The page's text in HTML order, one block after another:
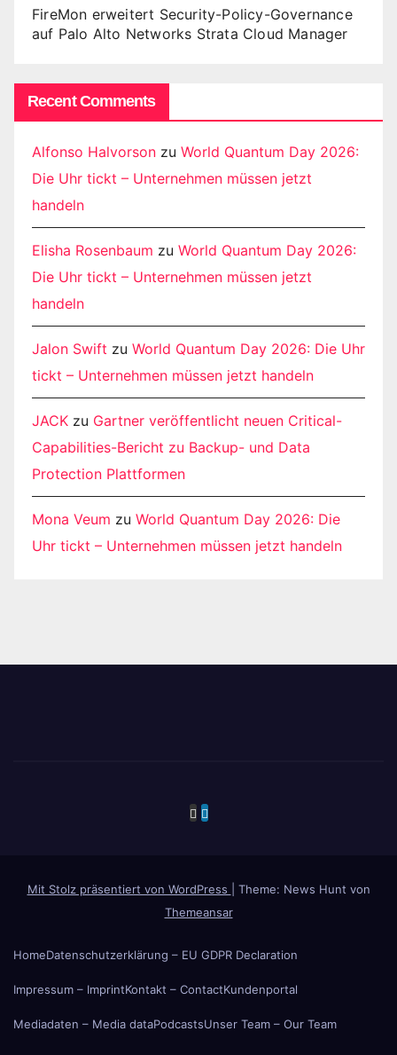
FireMon erweitert Security-Policy-Governance
auf Palo Alto Networks Strata Cloud Manager
Recent Comments
Alfonso Halvorson zu World Quantum Day 2026:
Die Uhr tickt – Unternehmen müssen jetzt
handeln
Elisha Rosenbaum zu World Quantum Day 2026:
Die Uhr tickt – Unternehmen müssen jetzt
handeln
Jalon Swift zu World Quantum Day 2026: Die Uhr
tickt – Unternehmen müssen jetzt handeln
JACK zu Gartner veröffentlicht neuen Critical-
Capabilities-Bericht zu Backup- und Data
Protection Plattformen
Mona Veum zu World Quantum Day 2026: Die
Uhr tickt – Unternehmen müssen jetzt handeln
Mit Stolz präsentiert von WordPress
Theme: News Hunt von
Themeansar
HomeDatenschutzerklärung – EU GDPR Declaration
Impressum – ImprintKontakt – ContactKundenportal
Mediadaten – Media dataPodcastsUnser Team – Our Team